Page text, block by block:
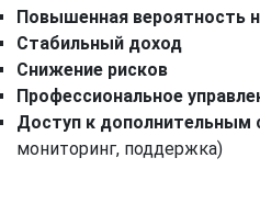
Повышенная вероятность
Стабильный доход
Снижение рисков
Профессиональное
Доступ к дополнительным
мониторинг, поддержка)